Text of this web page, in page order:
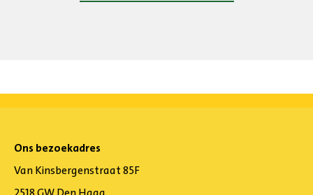
Ons bezoekadres
Van Kinsbergenstraat 85F